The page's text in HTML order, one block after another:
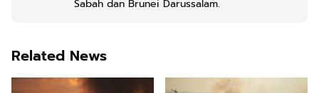
Sabah dan Brunei Darussalam.
Related News